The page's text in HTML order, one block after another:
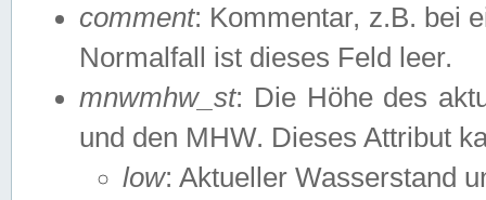
comment: Kommentar, z.B. bei
Normalfall ist dieses Feld leer.
mnwmhw_st: Die Höhe des
und den MHW. Dieses Attribut
low: Aktueller Wasserstand